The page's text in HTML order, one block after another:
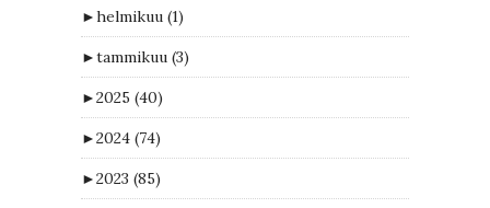
►helmikuu (1)
►tammikuu (3)
►2025 (40)
►2024 (74)
►2023 (85)